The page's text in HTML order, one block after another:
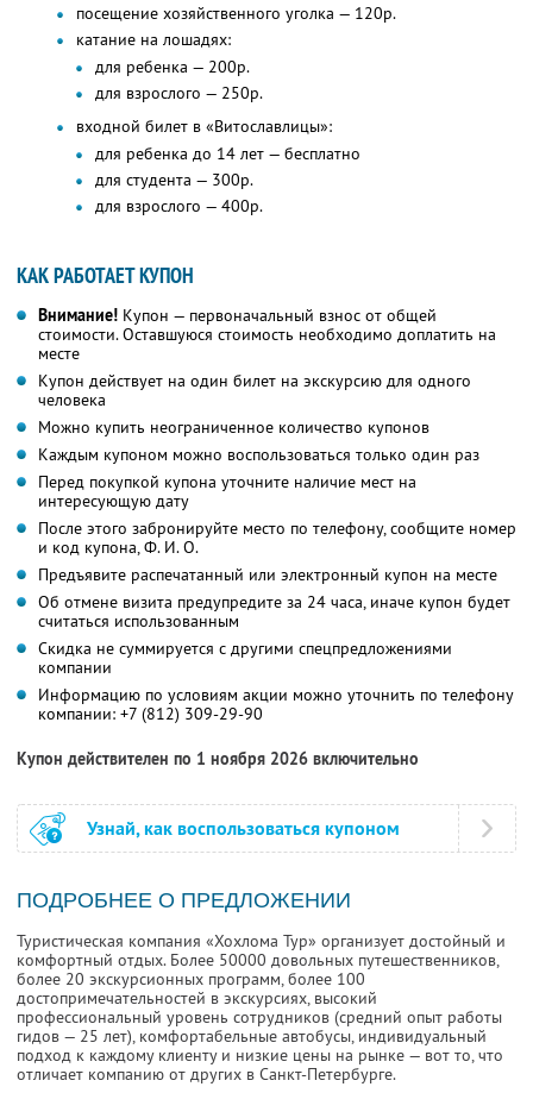
посещение хозяйственного уголка — 120р.
катание на лошадях:
для ребенка — 200р.
для взрослого — 250р.
входной билет в «Витославлицы»:
для ребенка до 14 лет — бесплатно
для студента — 300р.
для взрослого — 400р.
КАК РАБОТАЕТ КУПОН
Внимание! Купон — первоначальный взнос от общей
стоимости. Оставшуюся стоимость необходимо доплатить на
месте
Купон действует на один билет на экскурсию для одного
человека
Можно купить неограниченное количество купонов
Каждым купоном можно воспользоваться только один раз
Перед покупкой купона уточните наличие мест на
интересующую дату
После этого забронируйте место по телефону, сообщите номер
и код купона,Ф. И. О.
Предъявите распечатанный или электронный купон на месте
Об отмене визита предупредите за 24 часа, иначе купон будет
считаться использованным
Скидка не суммируется с другими спецпредложениями
компании
Информацию по условиям акции можно уточнить по телефону
компании: +7 (812) 309-29-90
Купон действителен по 1 ноября 2026 включительно
Узнай, как воспользоваться купоном
ПОДРОБНЕЕ О ПРЕДЛОЖЕНИИ
Туристическая компания «Хохлома Тур» организует достойный и
комфортный отдых. Более 50000 довольных путешественников,
более 20 экскурсионных программ, более 100
достопримечательностей в экскурсиях, высокий
профессиональный уровень сотрудников (средний опыт работы
гидов — 25 лет), комфортабельные автобусы, индивидуальный
подход к каждому клиенту и низкие цены на рынке — вот то, что
отличает компанию от других в Санкт-Петербурге.